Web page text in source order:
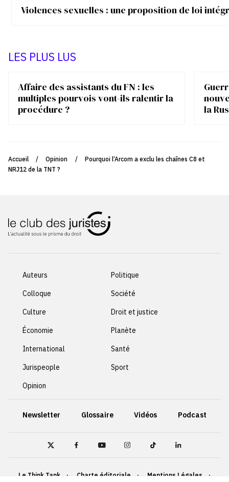
Violences sexuelles : une proposition de loi
LES PLUS LUS
Affaire des assistants du FN : les
multiples pourvois vont-ils ralentir la
procédure ?
la
Accueil / Opinion /
Pourquoi l’Arcom a exclu les chaînes C8 et
NRJ12 de la TNT ?
Auteurs
Colloque
Culture
Économie
International
Jurispeople
Opinion
Politique
Société
Droit et justice
Planète
Santé
Sport
Newsletter Glossaire Vidéos Podcast
Le Think Tank Charte éditoriale Mentions Légales